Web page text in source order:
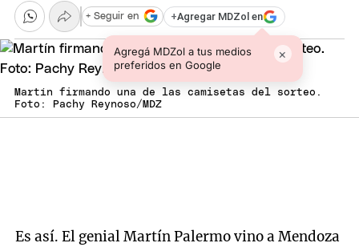
+Agregar MDZol en
Agregá MDZol a tus medios
preferidos en Google
×
+ Seguir en
Martín firmando una de las camisetas del sorteo.
Foto: Pachy Reynoso/MDZ
Es así. El genial Martín Palermo vino a Mendoza